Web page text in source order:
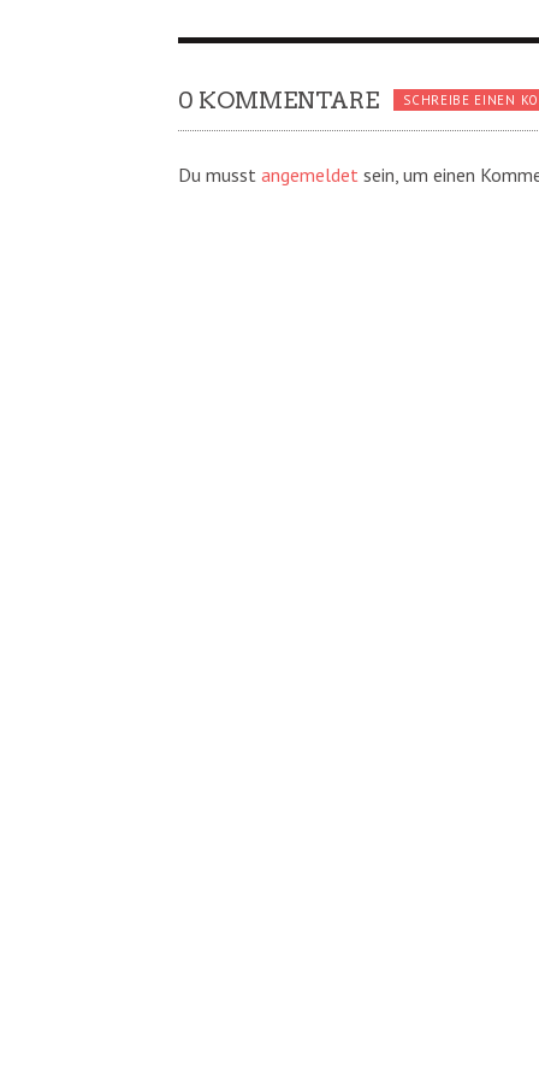
0 KOMMENTARE SCHREIBE EINEN
Du musst angemeldet sein, um einen